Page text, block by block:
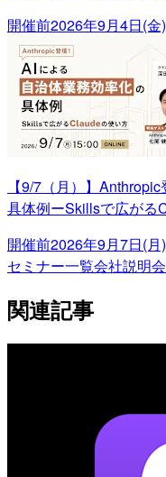
開催前2026年9月4日(金
【9/7（月）】
具体例ーSkillsで広がる
開催前2026年9月7日(月
セミナー一覧会社説明
関連記事